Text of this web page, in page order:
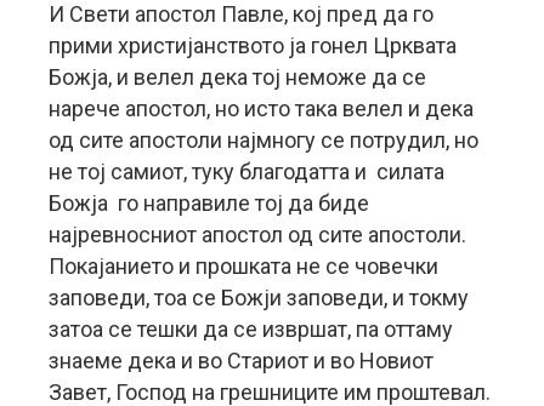
И Свети апостол Павле, кој пред да го
прими христијанството ја гонел Црквата
Божја, и велел дека тој неможе да се
нарече апостол, но исто така велел и дека
од сите апостоли најмногу се потрудил, но
не тој самиот, туку благодатта и силата
Божја го направиле тој да биде
најревносниот апостол од сите апостоли.
Покајанието и прошката не се човечки
заповеди, тоа се Божји заповеди, и токму
затоа се тешки да се извршат, па оттаму
знаеме дека и во Стариот и во Новиот
Завет, Господ на грешниците им проштевал.